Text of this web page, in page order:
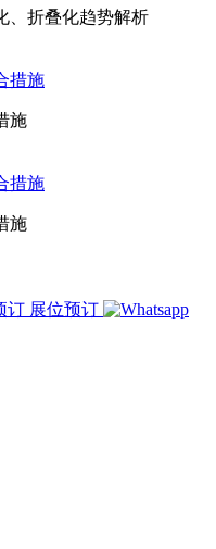
、折叠化趋势解析
施
施
展位预订